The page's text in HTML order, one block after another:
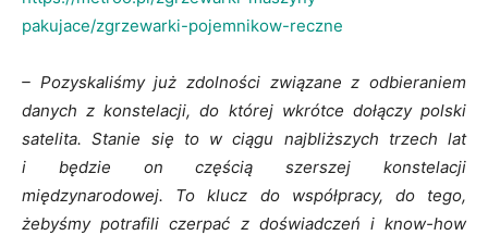
pakujace/zgrzewarki-pojemnikow-reczne
– Pozyskaliśmy już zdolności związane z odbieraniem
danych z konstelacji, do której wkrótce dołączy polski
satelita. Stanie się to w ciągu najbliższych trzech lat
i będzie on częścią szerszej konstelacji
międzynarodowej. To klucz do współpracy, do tego,
żebyśmy potrafili czerpać z doświadczeń i know-how